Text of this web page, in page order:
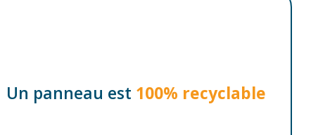
Un panneau est 100% recyclable